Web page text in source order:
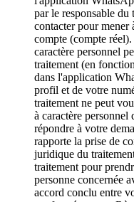
par le responsable du
contacter pour mener
compte (compte
caractère personnel
traitement (en
dans l'application
profil et de votre
traitement ne peut
à caractère personnel
répondre à votre
rapporte la prise de
juridique du
traitement pour
personne concernée
accord conclu entre